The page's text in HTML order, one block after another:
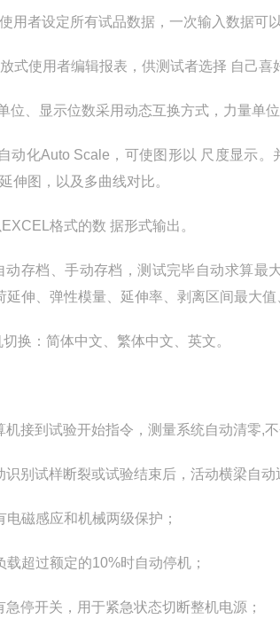
用者设定所有试品数据，一次输入数据可
式使用者编辑报表，供测试者选择 自己喜
位、显示位数采用动态互换方式，力量单
动化Auto Scale，可使图形以 尺度显示
伸图，以及多曲线对比。
格式的数 据形式输出。
动存档、手动存档，测试完毕自动求算
延伸、弹性模量、延伸率、剥离区间最大
换：简体中文、繁体中文、英文。
接到试验开始指令，测量系统自动清零,不
识别试样断裂或试验结束后，活动横梁自动
电磁感应和机械两级保护；
载超过额定的10%时自动停机；
急停开关，用于紧急状态切断整机电源；